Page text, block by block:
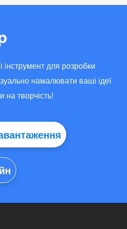
інструмент для розробки
намалювати ваші ідеї
на творчість!